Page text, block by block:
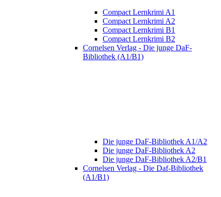
Compact Lernkrimi A1
Compact Lernkrimi A2
Compact Lernkrimi B1
Compact Lernkrimi B2
Cornelsen Verlag - Die junge DaF-
Bibliothek (A1/B1)
Die junge DaF-Bibliothek A1/A2
Die junge DaF-Bibliothek A2
Die junge DaF-Bibliothek A2/B1
Cornelsen Verlag - Die Daf-Bibliothek
(A1/B1)